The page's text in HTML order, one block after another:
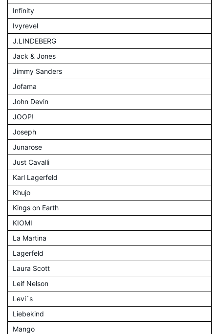
Infinity
Ivyrevel
J.LINDEBERG
Jack & Jones
Jimmy Sanders
Jofama
John Devin
JOOP!
Joseph
Junarose
Just Cavalli
Karl Lagerfeld
Khujo
Kings on Earth
KIOMI
La Martina
Lagerfeld
Laura Scott
Leif Nelson
Levi´s
Liebekind
Mango